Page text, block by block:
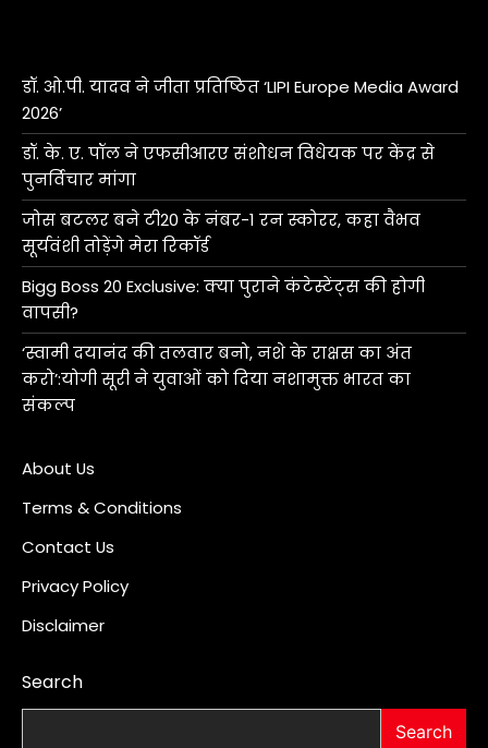
डॉ. ओ.पी. यादव ने जीता प्रतिष्ठित ‘LIPI Europe Media Award
2026’
डॉ. के. ए. पॉल ने एफसीआरए संशोधन विधेयक पर केंद्र से
पुनर्विचार मांगा
जोस बटलर बने टी20 के नंबर-1 रन स्कोरर, कहा वैभव
सूर्यवंशी तोड़ेंगे मेरा रिकॉर्ड
Bigg Boss 20 Exclusive: क्या पुराने कंटेस्टेंट्स की होगी
वापसी?
‘स्वामी दयानंद की तलवार बनो, नशे के राक्षस का अंत
करो’:योगी सूरी ने युवाओं को दिया नशामुक्त भारत का
संकल्प
About Us
Terms & Conditions
Contact Us
Privacy Policy
Disclaimer
Search
Search